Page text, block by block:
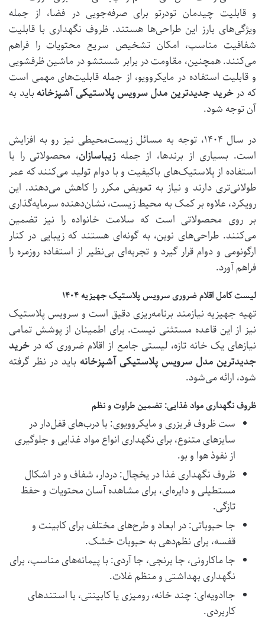
و قابلیت چیدمان تودرتو برای صرفه‌جویی در فضا، از جمله
ویژگی‌های بارز این طراحی‌ها هستند. ظروف نگهداری با قابلیت
شفافیت مناسب، امکان تشخیص سریع محتویات را فراهم
می‌کنند. همچنین، مقاومت در برابر شستشو در ماشین ظرفشویی
و قابلیت استفاده در مایکروویو، از جمله قابلیت‌های مهمی است
که در خرید جدیدترین مدل سرویس پلاستیکی آشپزخانه باید به
آن توجه شود.
در سال ۱۴۰۴، توجه به مسائل زیست‌محیطی نیز رو به افزایش
است. بسیاری از برندها، از جمله زیباسازان، محصولاتی را با
استفاده از پلاستیک‌های باکیفیت و با دوام تولید می‌کنند که عمر
طولانی‌تری دارند و نیاز به تعویض مکرر را کاهش می‌دهند. این
رویکرد، علاوه بر کمک به محیط زیست، نشان‌دهنده سرمایه‌گذاری
بر روی محصولاتی است که سلامت خانواده را نیز تضمین
می‌کنند. طراحی‌های نوین، به گونه‌ای هستند که زیبایی در کنار
ارگونومی و دوام قرار گیرد و تجربه‌ای بی‌نظیر از استفاده روزمره را
فراهم آورد.
لیست کامل اقلام ضروری سرویس پلاستیک جهیزیه ۱۴۰۴
تهیه جهیزیه نیازمند برنامه‌ریزی دقیق است و سرویس پلاستیک
نیز از این قاعده مستثنی نیست. برای اطمینان از پوشش تمامی
نیازهای یک خانه تازه، لیستی جامع از اقلام ضروری که در خرید
جدیدترین مدل سرویس پلاستیکی آشپزخانه باید در نظر گرفته
شود، ارائه می‌شود.
ظروف نگهداری مواد غذایی: تضمین طراوت و نظم
ست ظروف فریزری و مایکروویوی: با درب‌های قفل‌دار در
سایزهای متنوع، برای نگهداری انواع مواد غذایی و جلوگیری
از نفوذ هوا و بو.
ظروف نگهداری غذا در یخچال: دردار، شفاف و در اشکال
مستطیلی و دایره‌ای، برای مشاهده آسان محتویات و حفظ
تازگی.
جا حبوباتی: در ابعاد و طرح‌های مختلف برای کابینت و
قفسه، برای نظم‌دهی به حبوبات خشک.
جا ماکارونی، جا برنجی، جا آردی: با پیمانه‌های مناسب، برای
نگهداری بهداشتی و منظم غلات.
جاادویه‌ای: چند خانه، رومیزی یا کابینتی، با استندهای
کاربردی.